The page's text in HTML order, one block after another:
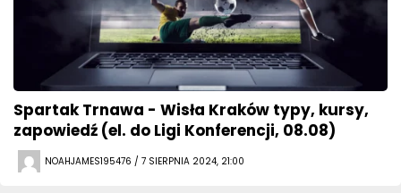
Spartak Trnawa - Wisła Kraków typy, kursy,
zapowiedź (el. do Ligi Konferencji, 08.08)
NOAHJAMES195476 / 7 SIERPNIA 2024, 21:00